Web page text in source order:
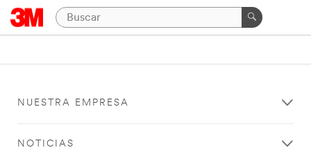
NUESTRA EMPRESA
NOTICIAS